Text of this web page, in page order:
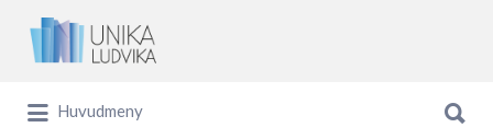
Sök
efter:
Huvudmeny
efter: